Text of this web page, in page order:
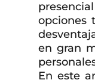
opciones
en gran
En este